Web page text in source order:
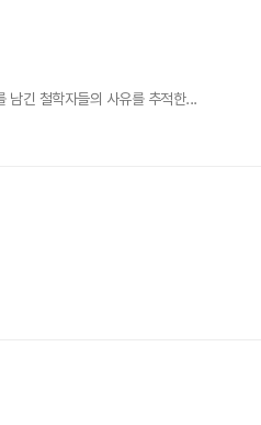
남긴 철학자들의 사유를 추적한...